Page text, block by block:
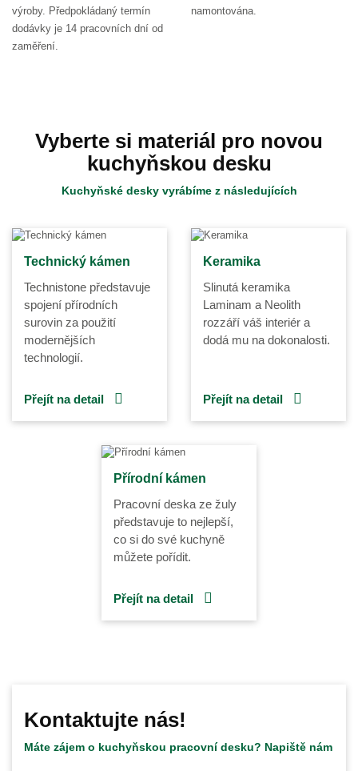
výroby. Předpokládaný termín
dodávky je 14 pracovních dní od
zaměření.
namontována.
Vyberte si materiál pro novou
kuchyňskou desku
Kuchyňské desky vyrábíme z následujících
Technický kámen
Technistone představuje
spojení přírodních
surovin za použití
modernějších
technologií.
Přejít na detail
Keramika
Slinutá keramika
Laminam a Neolith
rozzáří váš interiér a
dodá mu na dokonalosti.
Přejít na detail
Přírodní kámen
Pracovní deska ze žuly
představuje to nejlepší,
co si do své kuchyně
můžete pořídit.
Přejít na detail
Kontaktujte nás!
Máte zájem o kuchyňskou pracovní desku? Napiště nám